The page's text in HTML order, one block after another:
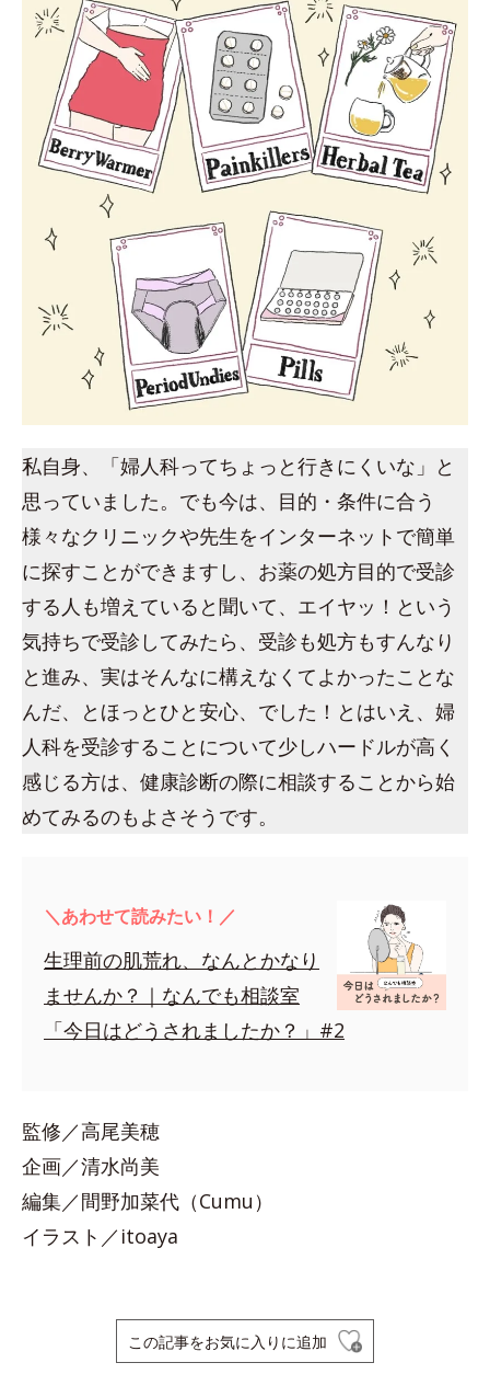
私自身、「婦人科ってちょっと行きにくいな」と
思っていました。でも今は、目的・条件に合う
様々なクリニックや先生をインターネットで簡単
に探すことができますし、お薬の処方目的で受診
する人も増えていると聞いて、エイヤッ！という
気持ちで受診してみたら、受診も処方もすんなり
と進み、実はそんなに構えなくてよかったことな
んだ、とほっとひと安心、でした！とはいえ、婦
人科を受診することについて少しハードルが高く
感じる方は、健康診断の際に相談することから始
めてみるのもよさそうです。
＼あわせて読みたい！／
生理前の肌荒れ、なんとかなり
ませんか？｜なんでも相談室
「今日はどうされましたか？」#2
監修／高尾美穂
企画／清水尚美
編集／間野加菜代（Cumu）
イラスト／itoaya
この記事をお気に入りに追加